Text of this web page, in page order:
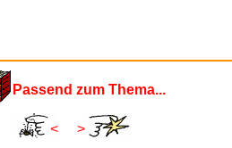
Passend zum Thema...
< >